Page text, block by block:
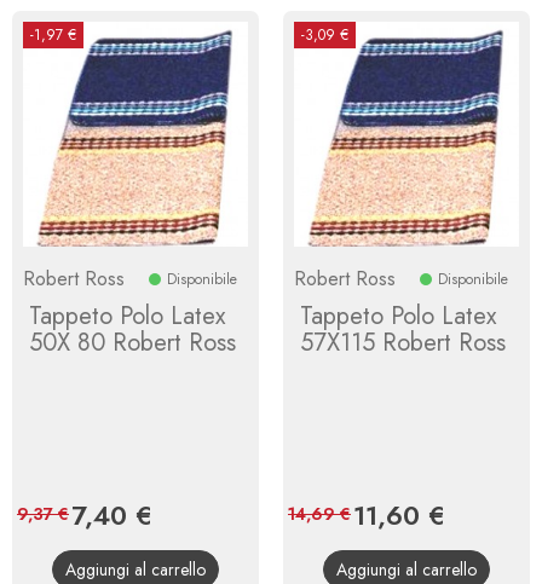
-1,97 €
Robert Ross Disponibile
Tappeto Polo Latex
50X 80 Robert Ross
Prezzo
7,40 €
base
9,37 €
Aggiungi al carrello
-3,09 €
Robert Ross Disponibile
Tappeto Polo Latex
57X115 Robert Ross
Prezzo
11,60 €
base
14,69 €
Aggiungi al carrello